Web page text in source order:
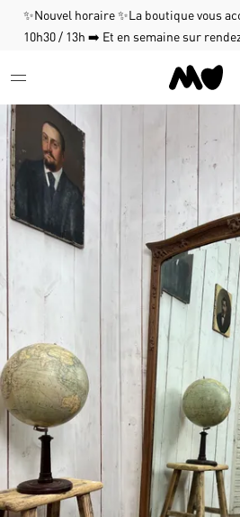
✨Nouvel horaire ✨La boutique vous
10h30 / 13h ➡️ Et en semaine sur